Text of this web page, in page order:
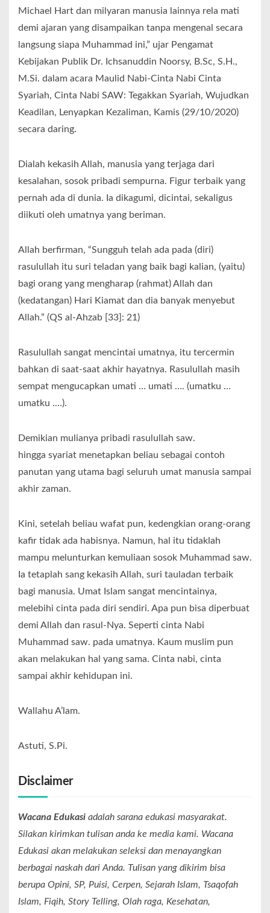
Michael Hart dan milyaran manusia lainnya rela mati
demi ajaran yang disampaikan tanpa mengenal secara
langsung siapa Muhammad ini,” ujar Pengamat
Kebijakan Publik Dr. Ichsanuddin Noorsy, B.Sc, S.H.,
M.Si. dalam acara Maulid Nabi-Cinta Nabi Cinta
Syariah, Cinta Nabi SAW: Tegakkan Syariah, Wujudkan
Keadilan, Lenyapkan Kezaliman, Kamis (29/10/2020)
secara daring.
Dialah kekasih Allah, manusia yang terjaga dari
kesalahan, sosok pribadi sempurna. Figur terbaik yang
pernah ada di dunia. Ia dikagumi, dicintai, sekaligus
diikuti oleh umatnya yang beriman.
Allah berfirman, “Sungguh telah ada pada (diri)
rasulullah itu suri teladan yang baik bagi kalian, (yaitu)
bagi orang yang mengharap (rahmat) Allah dan
(kedatangan) Hari Kiamat dan dia banyak menyebut
Allah.” (QS al-Ahzab [33]: 21)
Rasulullah sangat mencintai umatnya, itu tercermin
bahkan di saat-saat akhir hayatnya. Rasulullah masih
sempat mengucapkan umati … umati …. (umatku …
umatku .…).
Demikian mulianya pribadi rasulullah saw.
hingga syariat menetapkan beliau sebagai contoh
panutan yang utama bagi seluruh umat manusia sampai
akhir zaman.
Kini, setelah beliau wafat pun, kedengkian orang-orang
kafir tidak ada habisnya. Namun, hal itu tidaklah
mampu melunturkan kemuliaan sosok Muhammad saw.
Ia tetaplah sang kekasih Allah, suri tauladan terbaik
bagi manusia. Umat Islam sangat mencintainya,
melebihi cinta pada diri sendiri. Apa pun bisa diperbuat
demi Allah dan rasul-Nya. Seperti cinta Nabi
Muhammad saw. pada umatnya. Kaum muslim pun
akan melakukan hal yang sama. Cinta nabi, cinta
sampai akhir kehidupan ini.
Wallahu A’lam.
Astuti, S.Pi.
Disclaimer
Wacana Edukasi adalah sarana edukasi masyarakat.
Silakan kirimkan tulisan anda ke media kami. Wacana
Edukasi akan melakukan seleksi dan menayangkan
berbagai naskah dari Anda. Tulisan yang dikirim bisa
berupa Opini, SP, Puisi, Cerpen, Sejarah Islam, Tsaqofah
Islam, Fiqih, Story Telling, Olah raga, Kesehatan,